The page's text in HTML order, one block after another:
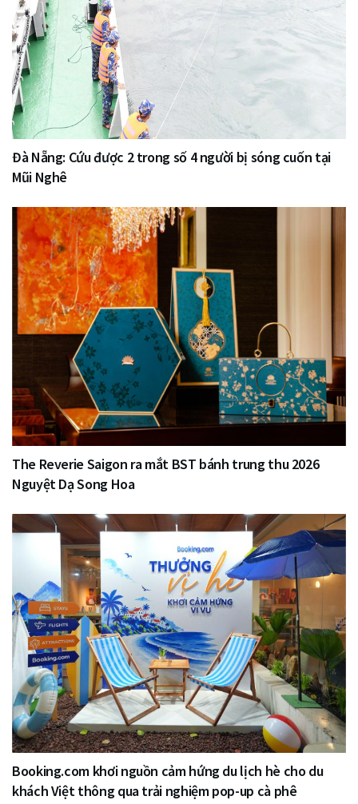
Đà Nẵng: Cứu được 2 trong số 4 người bị sóng cuốn tại
Mũi Nghê
The Reverie Saigon ra mắt BST bánh trung thu 2026
Nguyệt Dạ Song Hoa
Booking.com khơi nguồn cảm hứng du lịch hè cho du
khách Việt thông qua trải nghiệm pop-up cà phê